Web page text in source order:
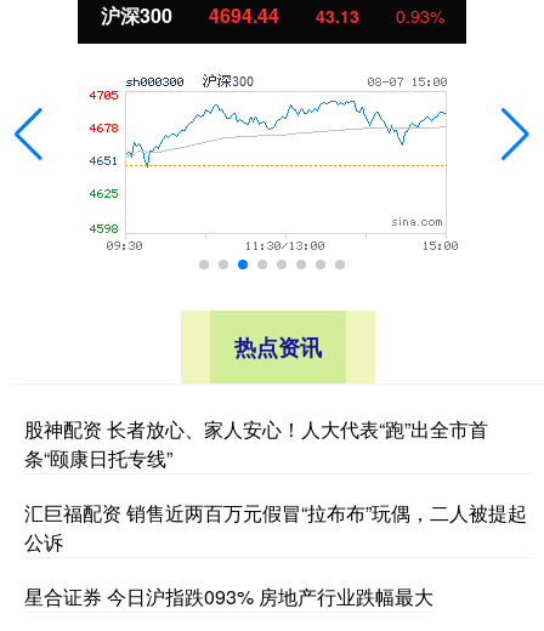
北证50 1134.24 11.37 1.01%
热点资讯
股神配资 长者放心、家人安心！人大代表“跑”出全市首
条“颐康日托专线”
汇巨福配资 销售近两百万元假冒“拉布布”玩偶，二人被提起
公诉
星合证券 今日沪指跌093% 房地产行业跌幅最大